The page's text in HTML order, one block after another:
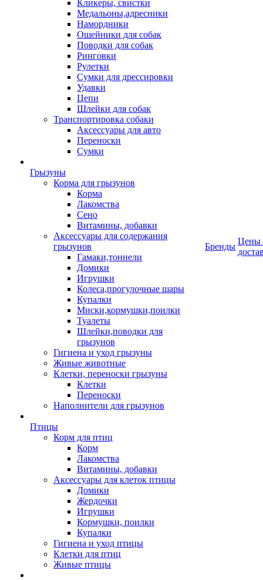
Кликеры, свистки
Медальоны,адресники
Намордники
Ошейники для собак
Поводки для собак
Ринговки
Рулетки
Сумки для дрессировки
Удавки
Цепи
Шлейки для собак
Транспортировка собаки
Аксессуары для авто
Переноски
Сумки
Грызуны
Корма для грызунов
Корма
Лакомства
Сено
Витамины, добавки
Аксессуары для содержания
грызунов
Гамаки,тоннели
Домики
Игрушки
Колеса,прогулочные шары
Купалки
Миски,кормушки,поилки
Туалеты
Шлейки,поводки для
грызунов
Гигиена и уход грызуны
Живые животные
Клетки, переноски грызуны
Клетки
Переноски
Наполнители для грызунов
Птицы
Корм для птиц
Корм
Лакомства
Витамины, добавки
Аксессуары для клеток птицы
Домики
Жердочки
Игрушки
Кормушки, поилки
Купалки
Гигиена и уход птицы
Клетки для птиц
Живые птицы
Бренды
Цены